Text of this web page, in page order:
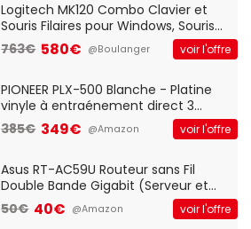
QWERTY UK - Noir
Logitech MK120 Combo Clavier et
Souris Filaires pour Windows, Souris
Optique Filaire, Connexion USB Plug
And Play, Confortable, Taille
QWERTY UK - Noir
763€ 580€ @Boulanger voir l'offre
PIONEER PLX-500 Blanche - Platine
vinyle à entraénement direct 3
vitesses (33-45-78 trs/min) avec
pre-ampli intégré et port USB
385€ 349€ @Amazon voir l'offre
Asus RT-AC59U Routeur sans Fil
Double Bande Gigabit (Serveur et
Client VPN, Triple Vlan, Mode Point
d'accès et Bridge, contrôle Parental,
50€ 40€ @Amazon voir l'offre